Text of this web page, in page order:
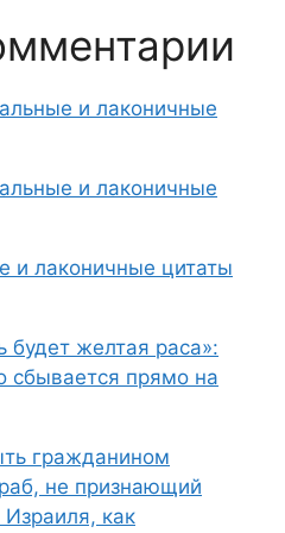
и лаконичные
и лаконичные
и лаконичные цитаты
будет желтая раса»:
сбывается прямо на
гражданином
не признающий
как